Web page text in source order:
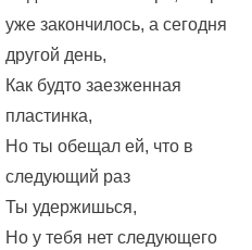
уже закончилось, а сегодня
другой день,
Как будто заезженная
пластинка,
Но ты обещал ей, что в
следующий раз
Ты удержишься,
Но у тебя нет следующего